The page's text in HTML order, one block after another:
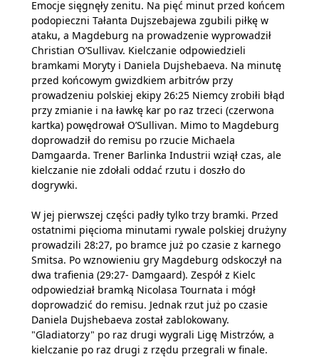
Emocje sięgnęły zenitu. Na pięć minut przed końcem
podopieczni Tałanta Dujszebajewa zgubili piłkę w
ataku, a Magdeburg na prowadzenie wyprowadził
Christian O’Sullivav. Kielczanie odpowiedzieli
bramkami Moryty i Daniela Dujshebaeva. Na minutę
przed końcowym gwizdkiem arbitrów przy
prowadzeniu polskiej ekipy 26:25 Niemcy zrobiłi błąd
przy zmianie i na ławkę kar po raz trzeci (czerwona
kartka) powędrował O’Sullivan. Mimo to Magdeburg
doprowadził do remisu po rzucie Michaela
Damgaarda. Trener Barlinka Industrii wziął czas, ale
kielczanie nie zdołali oddać rzutu i doszło do
dogrywki.
W jej pierwszej części padły tylko trzy bramki. Przed
ostatnimi pięcioma minutami rywale polskiej drużyny
prowadzili 28:27, po bramce już po czasie z karnego
Smitsa. Po wznowieniu gry Magdeburg odskoczył na
dwa trafienia (29:27- Damgaard). Zespół z Kielc
odpowiedział bramką Nicolasa Tournata i mógł
doprowadzić do remisu. Jednak rzut już po czasie
Daniela Dujshebaeva został zablokowany.
"Gladiatorzy" po raz drugi wygrali Ligę Mistrzów, a
kielczanie po raz drugi z rzędu przegrali w finale.